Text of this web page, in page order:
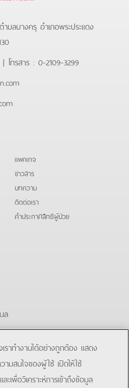
ลบางครุ อำเภอพระประแดง
| โทรสาร : 0-2109-3299
แพคเกจ
ข่าวสาร
บทความ
ติดต่อเรา
คําประกาศสิทธิผู้ป่วย
ล
เราทำงานได้อย่างถูกต้อง แสดง
มสนใจของผู้ใช้ เปิดให้ใช้
เพื่อวิเคราะห์การเข้าถึงข้อมูล